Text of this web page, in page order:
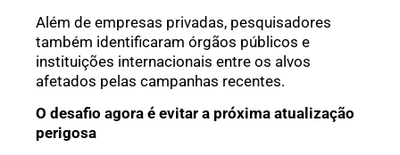
Além de empresas privadas, pesquisadores
também identificaram órgãos públicos e
instituições internacionais entre os alvos
afetados pelas campanhas recentes.
O desafio agora é evitar a próxima atualização
perigosa